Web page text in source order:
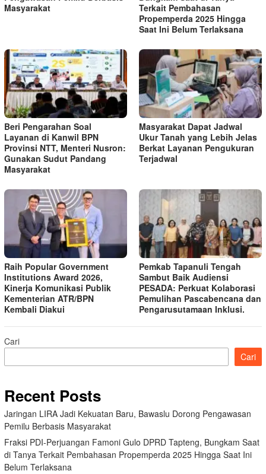
Masyarakat
Terkait Pembahasan
Propemperda 2025 Hingga
Saat Ini Belum Terlaksana
Beri Pengarahan Soal
Layanan di Kanwil BPN
Provinsi NTT, Menteri Nusron:
Gunakan Sudut Pandang
Masyarakat
Masyarakat Dapat Jadwal
Ukur Tanah yang Lebih Jelas
Berkat Layanan Pengukuran
Terjadwal
Raih Popular Government
Institutions Award 2026,
Kinerja Komunikasi Publik
Kementerian ATR/BPN
Kembali Diakui
Pemkab Tapanuli Tengah
Sambut Baik Audiensi
PESADA: Perkuat Kolaborasi
Pemulihan Pascabencana dan
Pengarusutamaan Inklusi.
Cari
Cari
Recent Posts
Jaringan LIRA Jadi Kekuatan Baru, Bawaslu Dorong Pengawasan
Pemilu Berbasis Masyarakat
Fraksi PDI-Perjuangan Famoni Gulo DPRD Tapteng, Bungkam Saat
di Tanya Terkait Pembahasan Propemperda 2025 Hingga Saat Ini
Belum Terlaksana